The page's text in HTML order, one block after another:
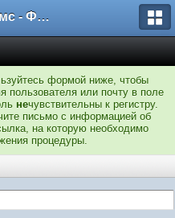
Кейсистемс - Форумы
формой ниже, чтобы
пользователя или почту в поле
нечувствительны к регистру.
письмо с информацией об
на которую необходимо
процедуры.